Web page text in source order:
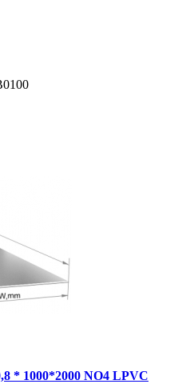
* 1000*2000 NO4 LPVC